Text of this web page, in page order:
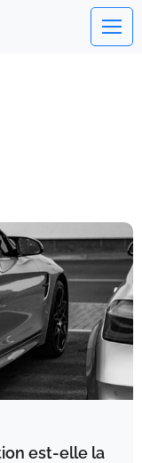
est-elle la